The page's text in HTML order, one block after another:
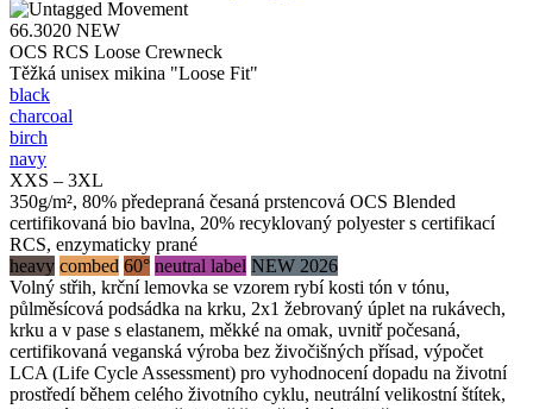
66.3020 NEW
OCS RCS Loose Crewneck
Těžká unisex mikina "Loose Fit"
black
charcoal
birch
navy
XXS – 3XL
350g/m², 80% předepraná česaná prstencová OCS Blended
certifikovaná bio bavlna, 20% recyklovaný polyester s certifikací
RCS, enzymaticky prané
heavy combed 60° neutral label NEW 2026
Volný střih, krční lemovka se vzorem rybí kosti tón v tónu,
půlměsícová podsádka na krku, 2x1 žebrovaný úplet na rukávech,
krku a v pase s elastanem, měkké na omak, uvnitř počesaná,
certifikovaná veganská výroba bez živočišných přísad, výpočet
LCA (Life Cycle Assessment) pro vyhodnocení dopadu na životní
prostředí během celého životního cyklu, neutrální velikostní štítek,